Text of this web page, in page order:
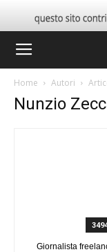
Home Autori
Nunzio
Giornalista